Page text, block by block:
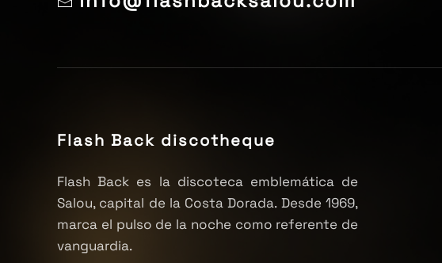
Flash Back discotheque
Flash Back es la discoteca emblemática de
Salou, capital de la Costa Dorada. Desde 1969,
marca el pulso de la noche como referente de
vanguardia.